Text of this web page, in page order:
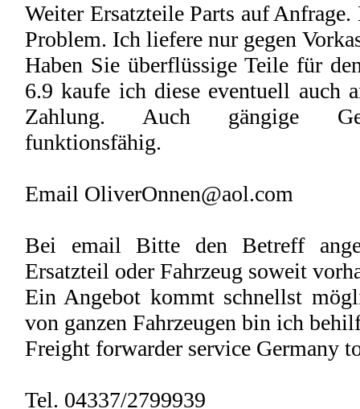
Weiter Ersatzteile Parts auf
Problem. Ich liefere nur gegen
Haben Sie überflüssige Teile für
6.9 kaufe ich diese eventuell auch
Zahlung. Auch gängige
funktionsfähig.
Email OliverOnnen@aol.com
Bei email Bitte den Betreff
Ersatzteil oder Fahrzeug soweit
Ein Angebot kommt schnellst
von ganzen Fahrzeugen bin ich
Freight forwarder service Germany
Tel. 04337/2799939